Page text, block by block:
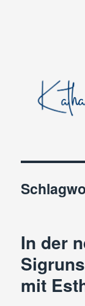
In der
mit